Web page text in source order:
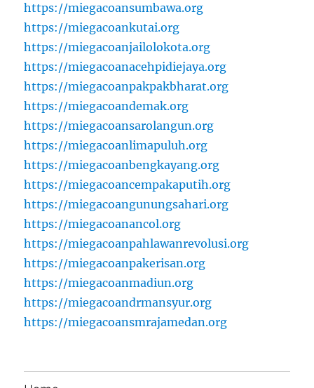
https://miegacoansumbawa.org
https://miegacoankutai.org
https://miegacoanjailolokota.org
https://miegacoanacehpidiejaya.org
https://miegacoanpakpakbharat.org
https://miegacoandemak.org
https://miegacoansarolangun.org
https://miegacoanlimapuluh.org
https://miegacoanbengkayang.org
https://miegacoancempakaputih.org
https://miegacoangunungsahari.org
https://miegacoanancol.org
https://miegacoanpahlawanrevolusi.org
https://miegacoanpakerisan.org
https://miegacoanmadiun.org
https://miegacoandrmansyur.org
https://miegacoansmrajamedan.org